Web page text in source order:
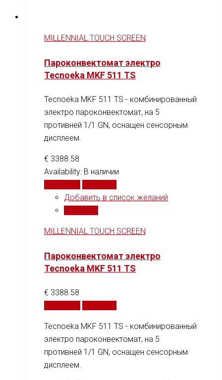
MILLENNIAL TOUCH SCREEN
Пароконвектомат электро
Tecnoeka MKF 511 TS
Tecnoeka MKF 511 TS - комбинированный
электро пароконвектомат, на 5
противней 1/1 GN, оснащен сенсорным
дисплеем.
€ 3388.58
Availability: В наличии
Добавить в список желаний
MILLENNIAL TOUCH SCREEN
Пароконвектомат электро
Tecnoeka MKF 511 TS
€ 3388.58
Tecnoeka MKF 511 TS - комбинированный
электро пароконвектомат, на 5
противней 1/1 GN, оснащен сенсорным
дисплеем.